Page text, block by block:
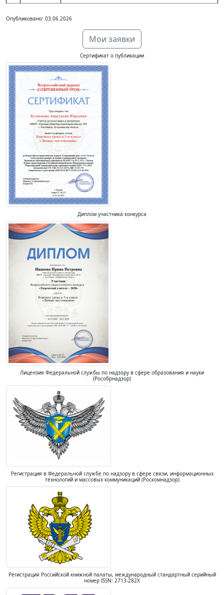
Опубликовано: 03.06.2026
Мои заявки
Сертификат о публикации
Диплом участника конкурса
Лицензия Федеральной службы по надзору в сфере образования и науки
(Рособрнадзор)
Регистрация в Федеральной службе по надзору в сфере связи, информационных
технологий и массовых коммуникаций (Роскомнадзор)
Регистрация Российской книжной палаты, международный стандартный серийный
номер ISSN: 2713-282X